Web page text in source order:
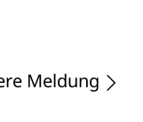
Meldung